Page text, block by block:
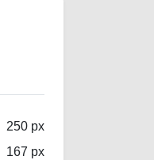
250 px
167 px